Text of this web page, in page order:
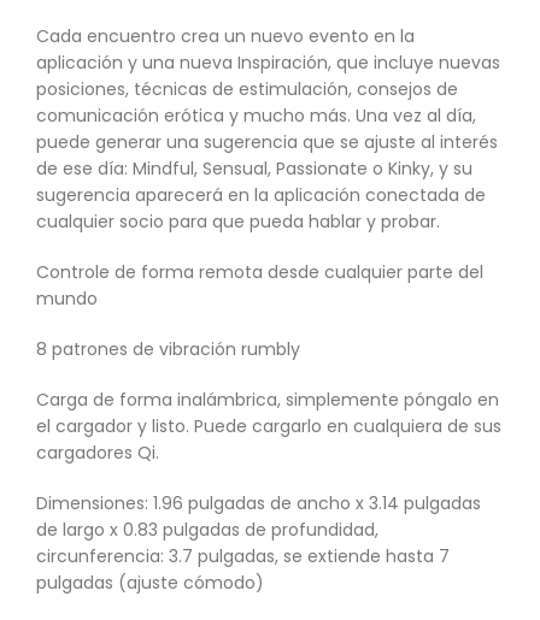
Cada encuentro crea un nuevo evento en la
aplicación y una nueva Inspiración, que incluye nuevas
posiciones, técnicas de estimulación, consejos de
comunicación erótica y mucho más. Una vez al día,
puede generar una sugerencia que se ajuste al interés
de ese día: Mindful, Sensual, Passionate o Kinky, y su
sugerencia aparecerá en la aplicación conectada de
cualquier socio para que pueda hablar y probar.
Controle de forma remota desde cualquier parte del
mundo
8 patrones de vibración rumbly
Carga de forma inalámbrica, simplemente póngalo en
el cargador y listo. Puede cargarlo en cualquiera de sus
cargadores Qi.
Dimensiones: 1.96 pulgadas de ancho x 3.14 pulgadas
de largo x 0.83 pulgadas de profundidad,
circunferencia: 3.7 pulgadas, se extiende hasta 7
pulgadas (ajuste cómodo)